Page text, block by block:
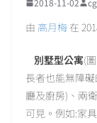
2018-11-02
由 高月梅 在
別墅型公寓(
長者也能無障
廳及廚房)、兩
可見。例如:家